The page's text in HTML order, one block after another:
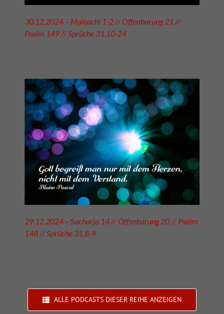
30.12.2024 – Maleachi 1-2 // Offenbarung 21 //
Psalm 149 // Sprüche 31,10-24
29.12.2024 – Sacharja 14 // Offenbarung 20 // Psalm
148 // Sprüche 31,8-9
ALLE PODCASTS DIESER REIHE ANZEIGEN